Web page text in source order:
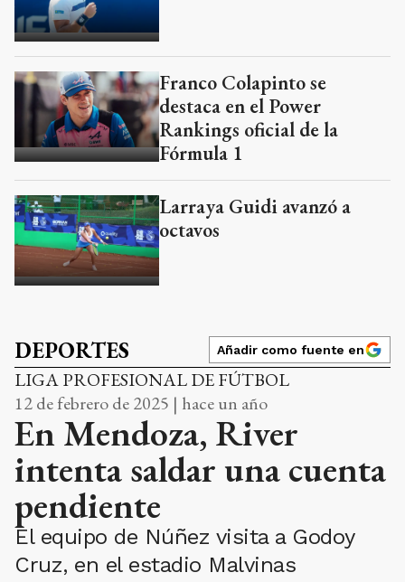
Franco Colapinto se
destaca en el Power
Rankings oficial de la
Fórmula 1
Larraya Guidi avanzó a
octavos
DEPORTES Añadir como fuente en
LIGA PROFESIONAL DE FÚTBOL
12 de febrero de 2025 | hace un año
En Mendoza, River
intenta saldar una cuenta
pendiente
El equipo de Núñez visita a Godoy
Cruz, en el estadio Malvinas